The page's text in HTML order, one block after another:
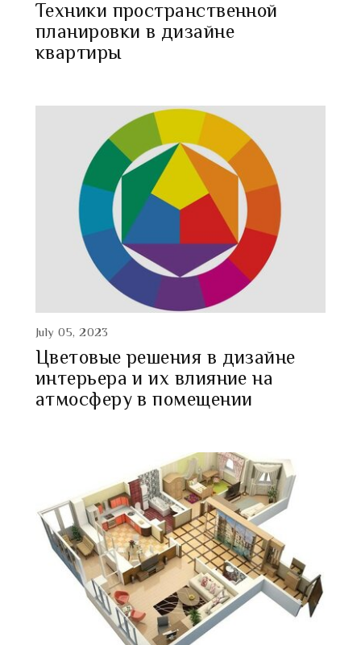
Техники пространственной
планировки в дизайне
квартиры
July 05, 2023
Цветовые решения в дизайне
интерьера и их влияние на
атмосферу в помещении